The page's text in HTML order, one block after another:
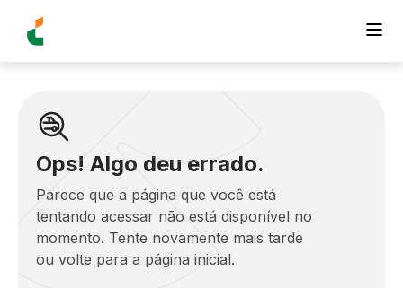
Ops! Algo deu errado.
Parece que a página que você está
tentando acessar não está disponível no
momento. Tente novamente mais tarde
ou volte para a página inicial.